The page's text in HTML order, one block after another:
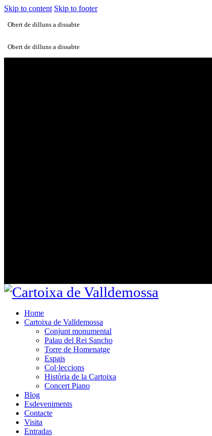
Skip to content Skip to footer
Obert de dilluns a dissabte
Obert de dilluns a dissabte
Home
Cartoixa de Valldemossa
Conjunt monumental
Palau del Rei Sancho
Torre de Homenatge
Espais
Col·leccions
Història de la Cartoixa
Concert Piano
Blog
Esdeveniments
Contacte
Visita
Entradas